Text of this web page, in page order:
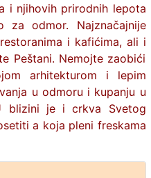
i njihovih prirodnih lepota
za odmor. Najznačajnije
i kafićima, ali i
Peštani. Nemojte zaobići
arhitekturom i lepim
u odmoru i kupanju u
blizini je i crkva Svetog
a koja pleni freskama